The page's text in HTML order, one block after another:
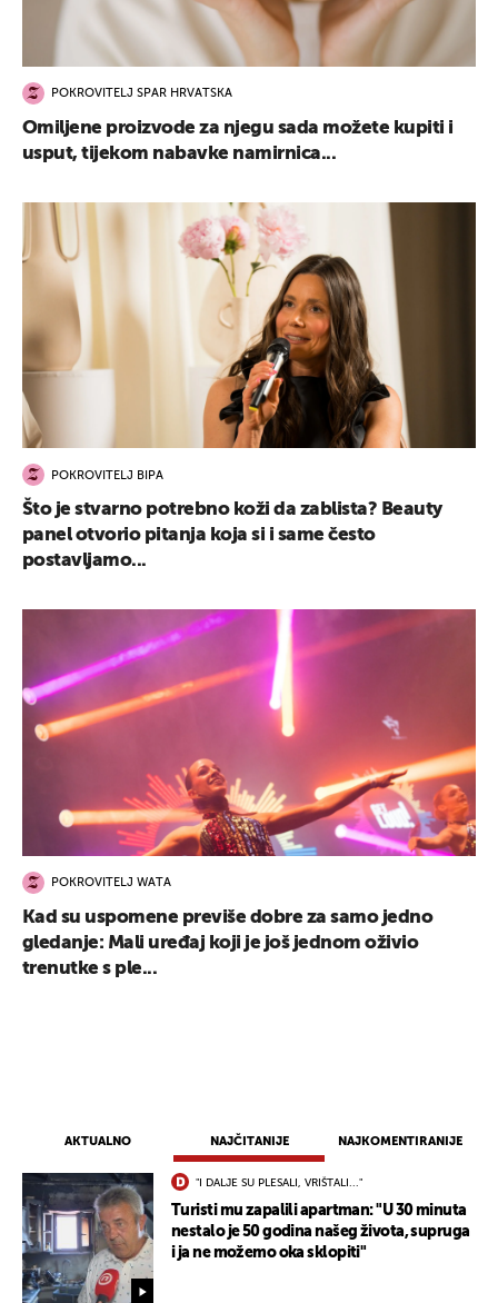
AKTUALNO NAJČITANIJE NAJKOMENTIRANIJE
"I DALJE SU PLESALI, VRIŠTALI..."
Turisti mu zapalili apartman: "U 30 minuta
nestalo je 50 godina našeg života, supruga
i ja ne možemo oka sklopiti"
POKROVITELJ SPAR HRVATSKA
Omiljene proizvode za njegu sada možete kupiti i
usput, tijekom nabavke namirnica...
POKROVITELJ BIPA
Što je stvarno potrebno koži da zablista? Beauty
panel otvorio pitanja koja si i same često
postavljamo...
POKROVITELJ WATA
Kad su uspomene previše dobre za samo jedno
gledanje: Mali uređaj koji je još jednom oživio
trenutke s ple...